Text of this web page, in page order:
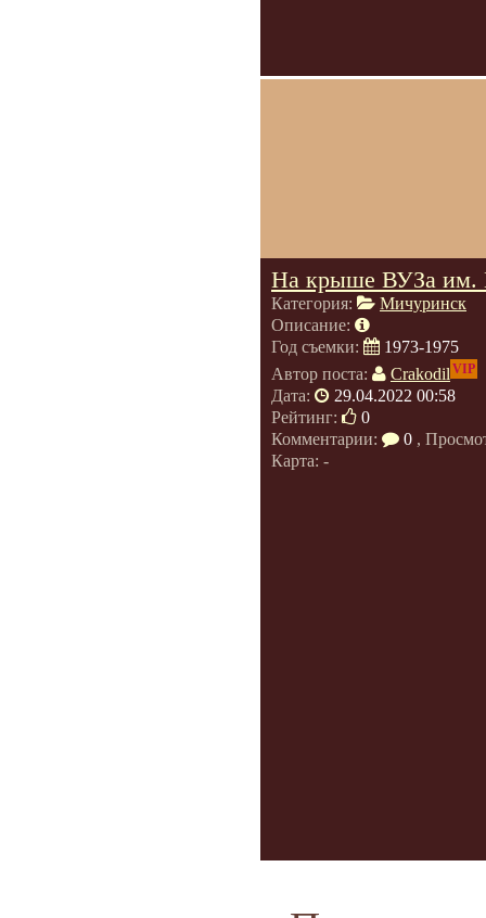
На крыше ВУЗа
Категория:
Мичуринск
Описание:
Год съемки:
1973-1975
Автор поста:
Crakodil VIP
Дата:
29.04.2022 00:58
Рейтинг:
0
Комментарии:
0 ,
Карта: -